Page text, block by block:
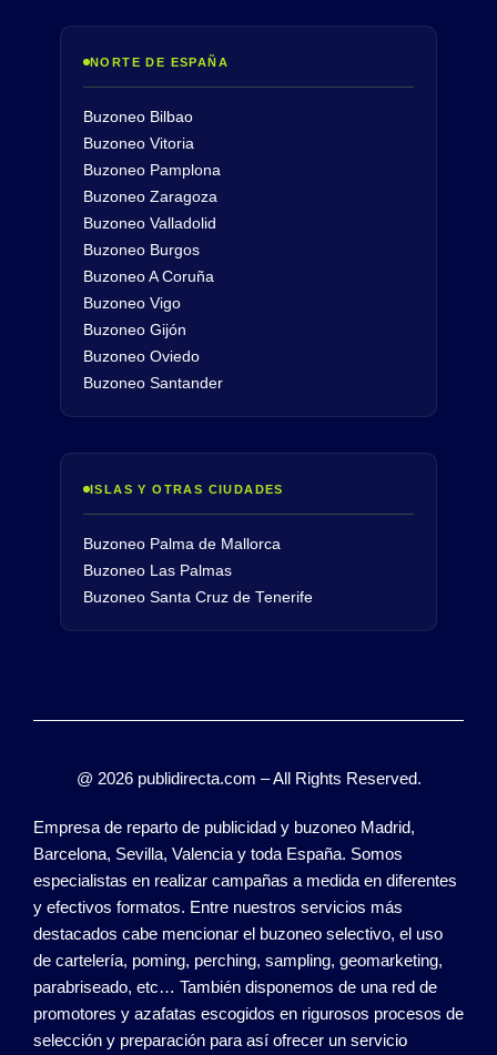
NORTE DE ESPAÑA
Buzoneo Bilbao
Buzoneo Vitoria
Buzoneo Pamplona
Buzoneo Zaragoza
Buzoneo Valladolid
Buzoneo Burgos
Buzoneo A Coruña
Buzoneo Vigo
Buzoneo Gijón
Buzoneo Oviedo
Buzoneo Santander
ISLAS Y OTRAS CIUDADES
Buzoneo Palma de Mallorca
Buzoneo Las Palmas
Buzoneo Santa Cruz de Tenerife
@ 2026 publidirecta.com – All Rights Reserved.
Empresa de reparto de publicidad y buzoneo Madrid,
Barcelona, Sevilla, Valencia y toda España. Somos
especialistas en realizar campañas a medida en diferentes
y efectivos formatos. Entre nuestros servicios más
destacados cabe mencionar el buzoneo selectivo, el uso
de cartelería, poming, perching, sampling, geomarketing,
parabriseado, etc… También disponemos de una red de
promotores y azafatas escogidos en rigurosos procesos de
selección y preparación para así ofrecer un servicio